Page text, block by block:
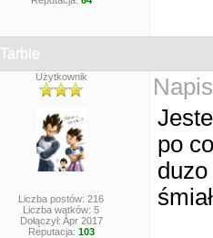
Tarble
Użytkownik
Liczba postów: 216
Liczba wątków: 5
Dołączył: Apr 2017
Reputacja: 103
po